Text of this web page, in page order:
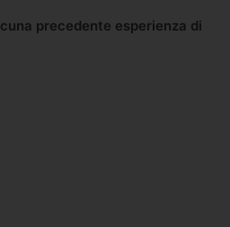
precedente esperienza di